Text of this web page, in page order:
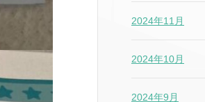
2024年11月
2024年10月
2024年9月